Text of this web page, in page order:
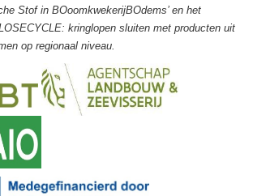
Stof in BOoomkwekerijBOdems’ en het
kringlopen sluiten met producten uit
op regionaal niveau.